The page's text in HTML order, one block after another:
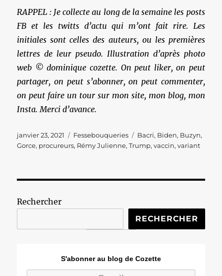
RAPPEL : Je collecte au long de la semaine les posts
FB et les twitts d’actu qui m’ont fait rire. Les
initiales sont celles des auteurs, ou les premières
lettres de leur pseudo. Illustration d’après photo
web © dominique cozette. On peut liker, on peut
partager, on peut s’abonner, on peut commenter,
on peut faire un tour sur mon site, mon blog, mon
Insta. Merci d’avance.
Publié
le
janvier 23, 2021 Catégories
Fessebouqueries Étiquettes
Bacri, Biden, Buzyn,
Gorce, procureurs, Rémy Julienne,Trump,vaccin,variant
Rechercher
RECHERCHER
S'abonner au blog de Cozette